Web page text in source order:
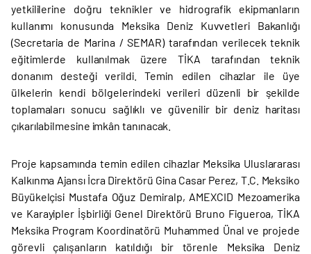
yetkililerine doğru teknikler ve hidrografik ekipmanların
kullanımı konusunda Meksika Deniz Kuvvetleri Bakanlığı
(Secretaria de Marina / SEMAR) tarafından verilecek teknik
eğitimlerde kullanılmak üzere TİKA tarafından teknik
donanım desteği verildi. Temin edilen cihazlar ile üye
ülkelerin kendi bölgelerindeki verileri düzenli bir şekilde
toplamaları sonucu sağlıklı ve güvenilir bir deniz haritası
çıkarılabilmesine imkân tanınacak.
Proje kapsamında temin edilen cihazlar Meksika Uluslararası
Kalkınma Ajansı İcra Direktörü Gina Casar Perez, T.C. Meksiko
Büyükelçisi Mustafa Oğuz Demiralp, AMEXCID Mezoamerika
ve Karayipler İşbirliği Genel Direktörü Bruno Figueroa, TİKA
Meksika Program Koordinatörü Muhammed Ünal ve projede
görevli çalışanların katıldığı bir törenle Meksika Deniz